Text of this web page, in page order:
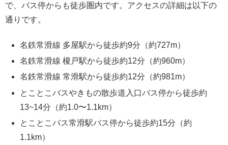
で、バス停からも徒歩圏内です。アクセスの詳細は以下の
通りです。
名鉄常滑線 多屋駅から徒歩約9分（約727m）
名鉄常滑線 榎戸駅から徒歩約12分（約960m）
名鉄常滑線 常滑駅から徒歩約12分（約981m）
とことこバスやきもの散歩道入口バス停から徒歩約
13~14分（約1.0〜1.1km）
とことこバス常滑駅バス停から徒歩約15分（約
1.1km）